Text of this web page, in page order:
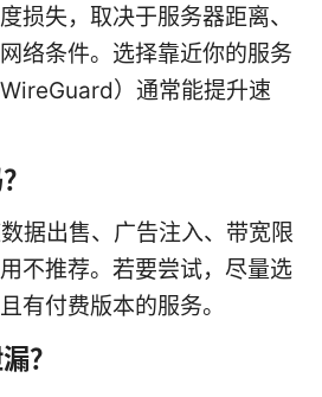
损失，取决于服务器距离、
络条件。选择靠近你的服务
）通常能提升速
据出售、广告注入、带宽限
不推荐。若要尝试，尽量选
有付费版本的服务。
？